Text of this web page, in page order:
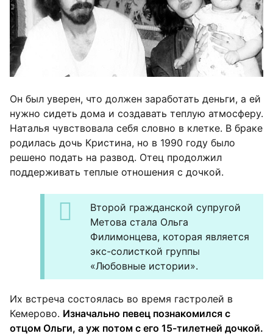
Он был уверен, что должен заработать деньги, а ей
нужно сидеть дома и создавать теплую атмосферу.
Наталья чувствовала себя словно в клетке. В браке
родилась дочь Кристина, но в 1990 году было
решено подать на развод. Отец продолжил
поддерживать теплые отношения с дочкой.
Второй гражданской супругой
Метова стала Ольга
Филимонцева, которая является
экс-солисткой группы
«Любовные истории».
Их встреча состоялась во время гастролей в
Кемерово. Изначально певец познакомился с
отцом Ольги, а уж потом с его 15-тилетней дочкой.